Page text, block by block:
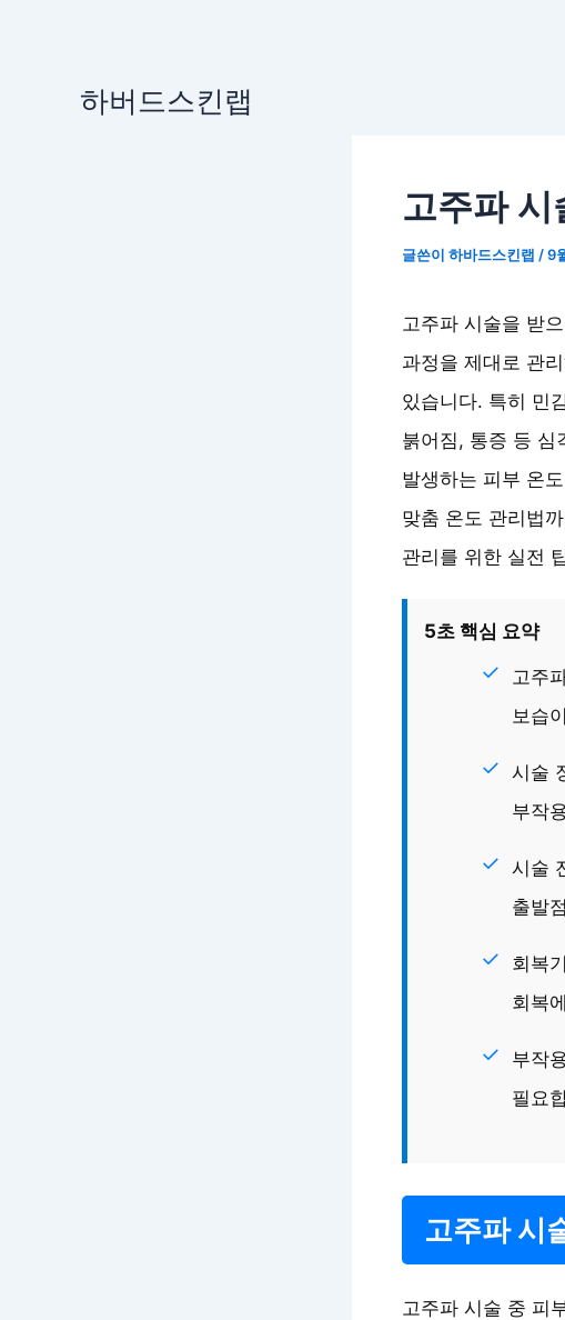
하버드스킨랩
고주파
글쓴이 하바드스킨랩 /9
고주파 시술을 받
과정을 제대로 관
있습니다. 특히 민
붉어짐, 통증 등 심
발생하는 피부 온
맞춤 온도 관리법
관리를 위한 실전
5초 핵심 요약
고주
보습
시술
부작
시술
출발
회복
회복
부작
필요
고주파 시
고주파 시술 중 피